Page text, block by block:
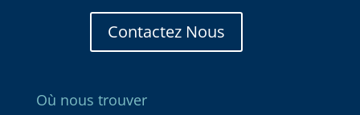
Contactez Nous
Où nous trouver